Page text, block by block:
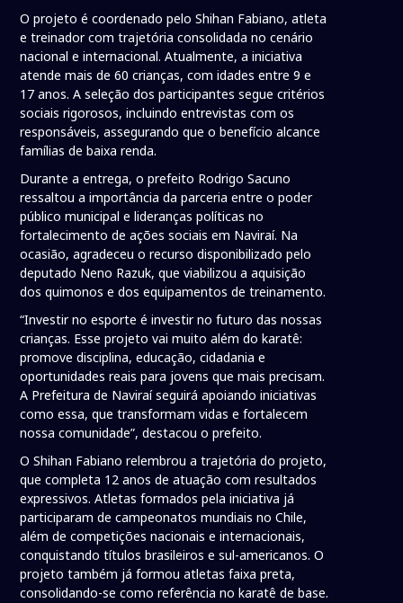
O projeto é coordenado pelo Shihan Fabiano, atleta
e treinador com trajetória consolidada no cenário
nacional e internacional. Atualmente, a iniciativa
atende mais de 60 crianças, com idades entre 9 e
17 anos. A seleção dos participantes segue critérios
sociais rigorosos, incluindo entrevistas com os
responsáveis, assegurando que o benefício alcance
famílias de baixa renda.
Durante a entrega, o prefeito Rodrigo Sacuno
ressaltou a importância da parceria entre o poder
público municipal e lideranças políticas no
fortalecimento de ações sociais em Naviraí. Na
ocasião, agradeceu o recurso disponibilizado pelo
deputado Neno Razuk, que viabilizou a aquisição
dos quimonos e dos equipamentos de treinamento.
“Investir no esporte é investir no futuro das nossas
crianças. Esse projeto vai muito além do karatê:
promove disciplina, educação, cidadania e
oportunidades reais para jovens que mais precisam.
A Prefeitura de Naviraí seguirá apoiando iniciativas
como essa, que transformam vidas e fortalecem
nossa comunidade”, destacou o prefeito.
O Shihan Fabiano relembrou a trajetória do projeto,
que completa 12 anos de atuação com resultados
expressivos. Atletas formados pela iniciativa já
participaram de campeonatos mundiais no Chile,
além de competições nacionais e internacionais,
conquistando títulos brasileiros e sul-americanos. O
projeto também já formou atletas faixa preta,
consolidando-se como referência no karatê de base.